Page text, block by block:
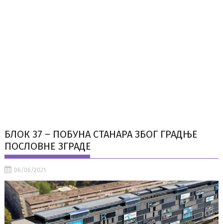
БЛОК 37 – ПОБУНА СТАНАРА ЗБОГ ГРАДЊЕ
ПОСЛОВНЕ ЗГРАДЕ
06/06/2021